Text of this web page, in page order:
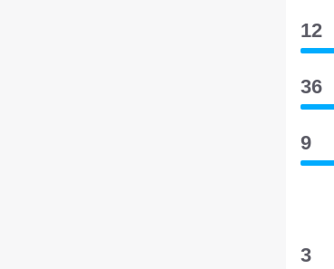
12
36
9
3